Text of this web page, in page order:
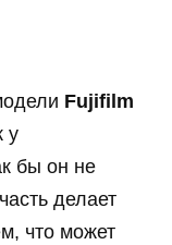
Fujifilm
у
бы он не
делает
что может